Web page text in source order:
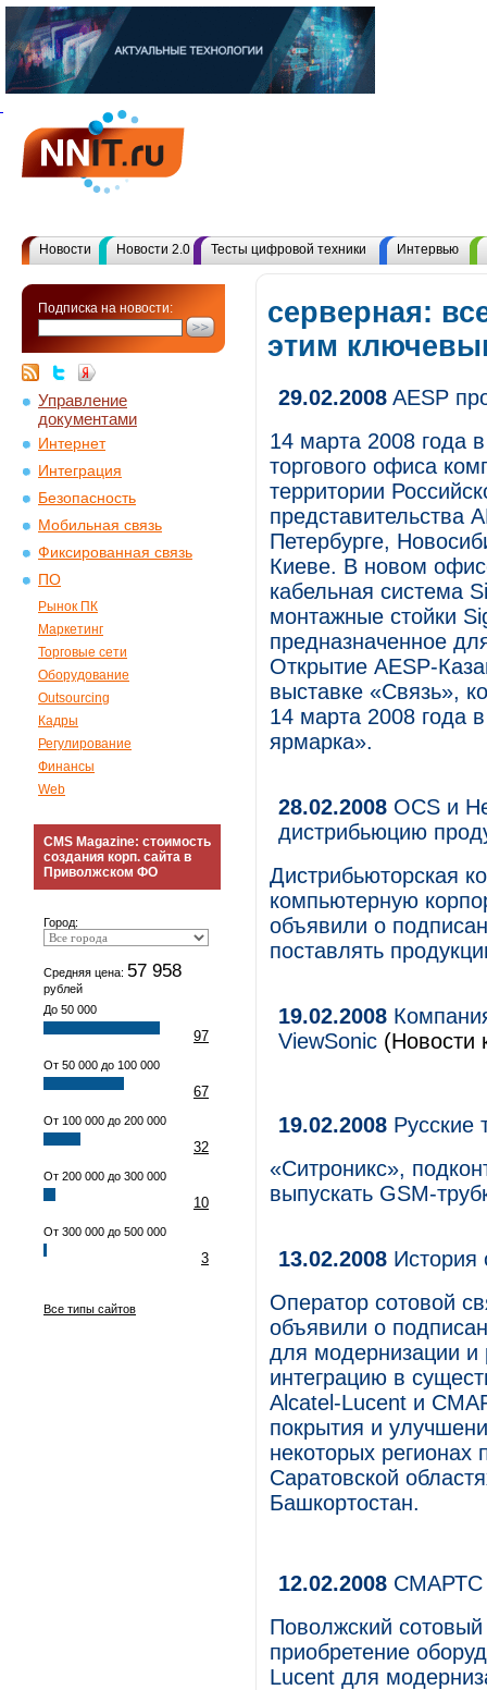
Новости Новости 2.0 Тесты цифровой техники Интервью
Подписка на новости:
Управление
документами
Интернет
Интеграция
Безопасность
Мобильная связь
Фиксированная связь
ПО
Рынок ПК
Маркетинг
Торговые сети
Оборудование
Outsourcing
Кадры
Регулирование
Финансы
Web
CMS Magazine: стоимость
создания корп. сайта в
Приволжском ФО
Город:
Средняя цена: 57 958
рублей
До 50 000
97
От 50 000 до 100 000
67
От 100 000 до 200 000
32
От 200 000 до 300 000
10
От 300 000 до 500 000
3
Все типы сайтов
серверная:
этим
29.02.2008 AESP
14 марта 2008 года
торгового офиса
территории
представительства
Петербурге,
Киеве. В новом
кабельная система
монтажные стойки
предназначенное
Открытие AESP-
выставке «Связь»,
14 марта 2008 года
ярмарка».
28.02.2008 OCS и
дистрибьюцию
Дистрибьюторская
компьютерную
объявили о
поставлять
19.02.2008
ViewSonic (Новости
19.02.2008 Русские
«Ситроникс»,
выпускать GSM-
13.02.2008 История
Оператор сотовой
объявили о
для модернизации и
интеграцию в
Alcatel-Lucent и
покрытия и
некоторых регионах
Саратовской
Башкортостан.
12.02.2008 СМАРТС
Поволжский
приобретение
Lucent для